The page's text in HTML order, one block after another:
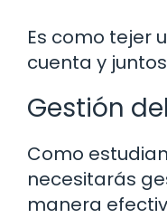
Es como tejer
cuenta y
Gestión
Como
necesitarás
manera